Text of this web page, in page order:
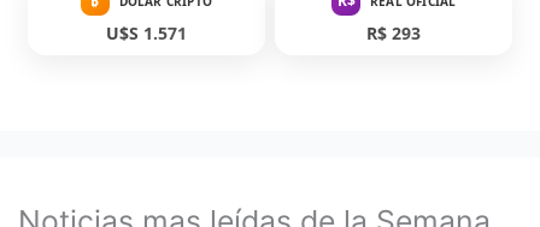
U$S 1.571 R$ 293